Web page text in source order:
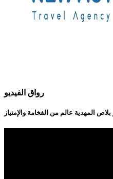
رواق الفيديو
بلاص المهدية عالم من الفخامة والإمتياز